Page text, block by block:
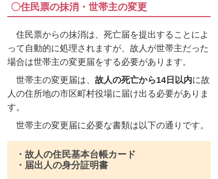
〇住民票の抹消・世帯主の変更
住民票からの抹消は、死亡届を提出することによ
って自動的に処理されますが、故人が世帯主だった
場合は世帯主の変更届をする必要があります。
世帯主の変更届は、 故人の死亡から14日以内に故
人の住所地の市区町村役場に届け出る必要がありま
す。
世帯主の変更届に必要な書類は以下の通りです。
・故人の住民基本台帳カード
・届出人の身分証明書